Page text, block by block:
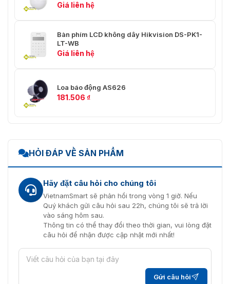
Giá liên hệ
Bàn phím LCD không dây Hikvision DS-PK1-
LT-WB
Giá liên hệ
Loa báo động AS626
181.506 ₫
HỎI ĐÁP VỀ SẢN PHẨM
Hãy đặt câu hỏi cho chúng tôi
VietnamSmart sẽ phản hồi trong vòng 1 giờ. Nếu
Quý khách gửi câu hỏi sau 22h, chúng tôi sẽ trả lời
vào sáng hôm sau.
Thông tin có thể thay đổi theo thời gian, vui lòng đặt
câu hỏi để nhận được cập nhật mới nhất!
Gửi câu hỏi